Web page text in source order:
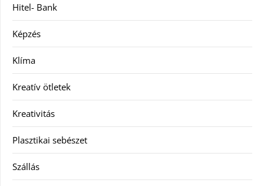
Hitel- Bank
Képzés
Klíma
Kreatív ötletek
Kreativitás
Plasztikai sebészet
Szállás